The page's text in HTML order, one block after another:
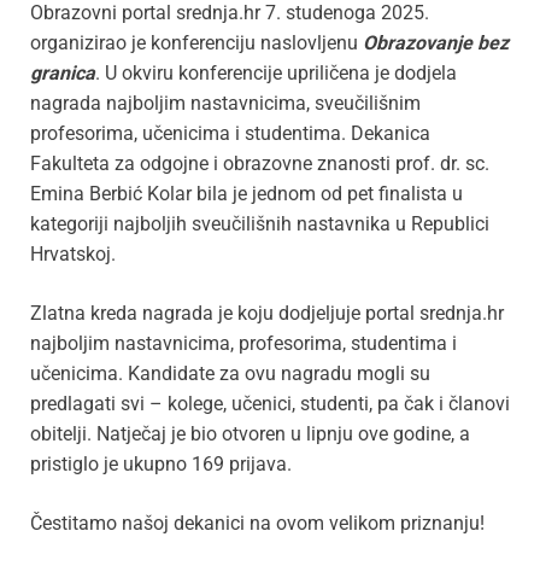
Obrazovni portal srednja.hr 7. studenoga 2025.
organizirao je konferenciju naslovljenu Obrazovanje bez
granica. U okviru konferencije upriličena je dodjela
nagrada najboljim nastavnicima, sveučilišnim
profesorima, učenicima i studentima. Dekanica
Fakulteta za odgojne i obrazovne znanosti prof. dr. sc.
Emina Berbić Kolar bila je jednom od pet finalista u
kategoriji najboljih sveučilišnih nastavnika u Republici
Hrvatskoj.
Zlatna kreda nagrada je koju dodjeljuje portal srednja.hr
najboljim nastavnicima, profesorima, studentima i
učenicima. Kandidate za ovu nagradu mogli su
predlagati svi – kolege, učenici, studenti, pa čak i članovi
obitelji. Natječaj je bio otvoren u lipnju ove godine, a
pristiglo je ukupno 169 prijava.
Čestitamo našoj dekanici na ovom velikom priznanju!